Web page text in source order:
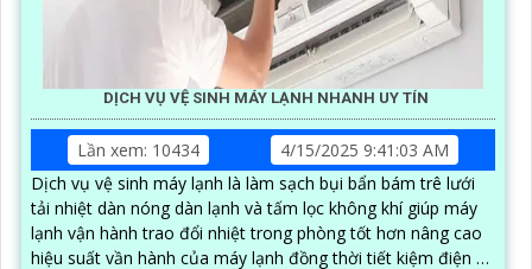
DỊCH VỤ VỆ SINH MÁY LẠNH NHANH UY TÍN
Lần xem: 10434
4/15/2025 9:41:03 AM
Dịch vụ vệ sinh máy lạnh là làm sạch bụi bẩn bám trê lưới
tải nhiệt dàn nóng dàn lạnh và tấm lọc không khí giúp máy
lạnh vận hành trao đổi nhiệt trong phòng tốt hơn nâng cao
hiệu suất vần hành của máy lạnh đồng thời tiết kiệm điện và